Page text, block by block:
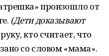
произошло от
(Дети доказывают
кто считает, что
со словом «мама».